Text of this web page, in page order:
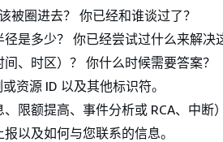
被圈进去？ 你已经和谁谈过了？
是多少？ 你已经尝试过什么来解决
、时区）？ 你什么时候需要答案？
资源 ID 以及其他标识符。
限额提高、事件分析或 RCA、中断
以及如何与您联系的信息。